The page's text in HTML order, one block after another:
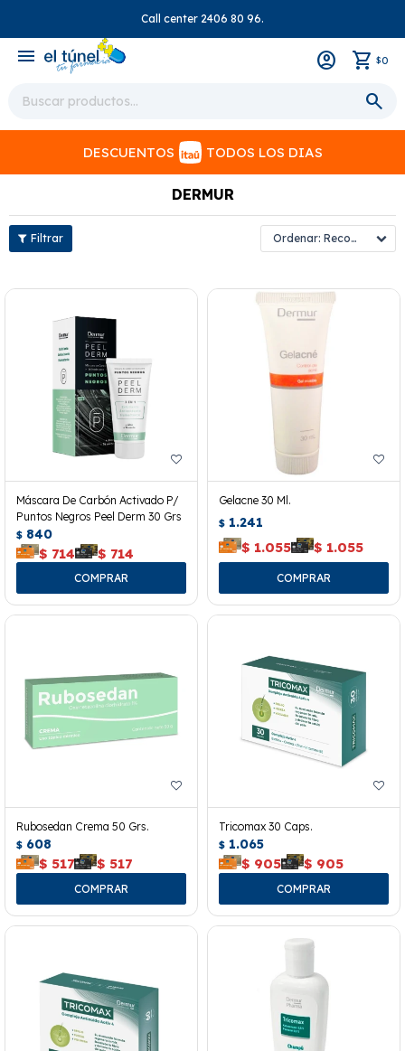
Call center 2406 80 96.
menu $0
DESCUENTOS TODOS LOS DIAS
DERMUR
Recomendados
Máscara De Carbón Activado P/
Puntos Negros Peel Derm 30 Grs
$ 840
$ 714 $ 714
Gelacne 30 Ml.
$ 1.241
$ 1.055 $ 1.055
Rubosedan Crema 50 Grs.
$ 608
$ 517 $ 517
Tricomax 30 Caps.
$ 1.065
$ 905 $ 905
close